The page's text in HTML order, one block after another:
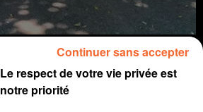
Le respect de votre vie privée est
notre priorité
Continuer sans accepter